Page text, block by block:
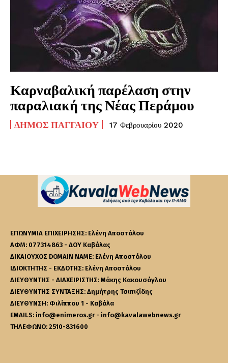
Καρναβαλική παρέλαση στην
παραλιακή της Νέας Περάμου
ΔΉΜΟΣ ΠΑΓΓΑΊΟΥ 17 Φεβρουαρίου 2020
ΕΠΩΝΥΜΙΑ ΕΠΙΧΕΙΡΗΣΗΣ: Ελένη Αποστόλου
ΑΦΜ: 077314863 - ΔΟΥ Καβάλας
ΔΙΚΑΙΟΥΧΟΣ DOMAIN NAME: Ελένη Αποστόλου
ΙΔΙΟΚΤΗΤΗΣ - ΕΚΔΟΤΗΣ: Ελένη Αποστόλου
ΔΙΕΥΘΥΝΤΗΣ - ΔΙΑΧΕΙΡΙΣΤΗΣ: Μάκης Κακουσόγλου
ΔΙΕΥΘΥΝΤΗΣ ΣΥΝΤΑΞΗΣ: Δημήτρης Τσιπιζίδης
ΔΙΕΥΘΥΝΣΗ: Φιλίππου 1 - Καβάλα
EMAILS: info@enimeros.gr - info@kavalawebnews.gr
ΤΗΛΕΦΩΝΟ: 2510-831600